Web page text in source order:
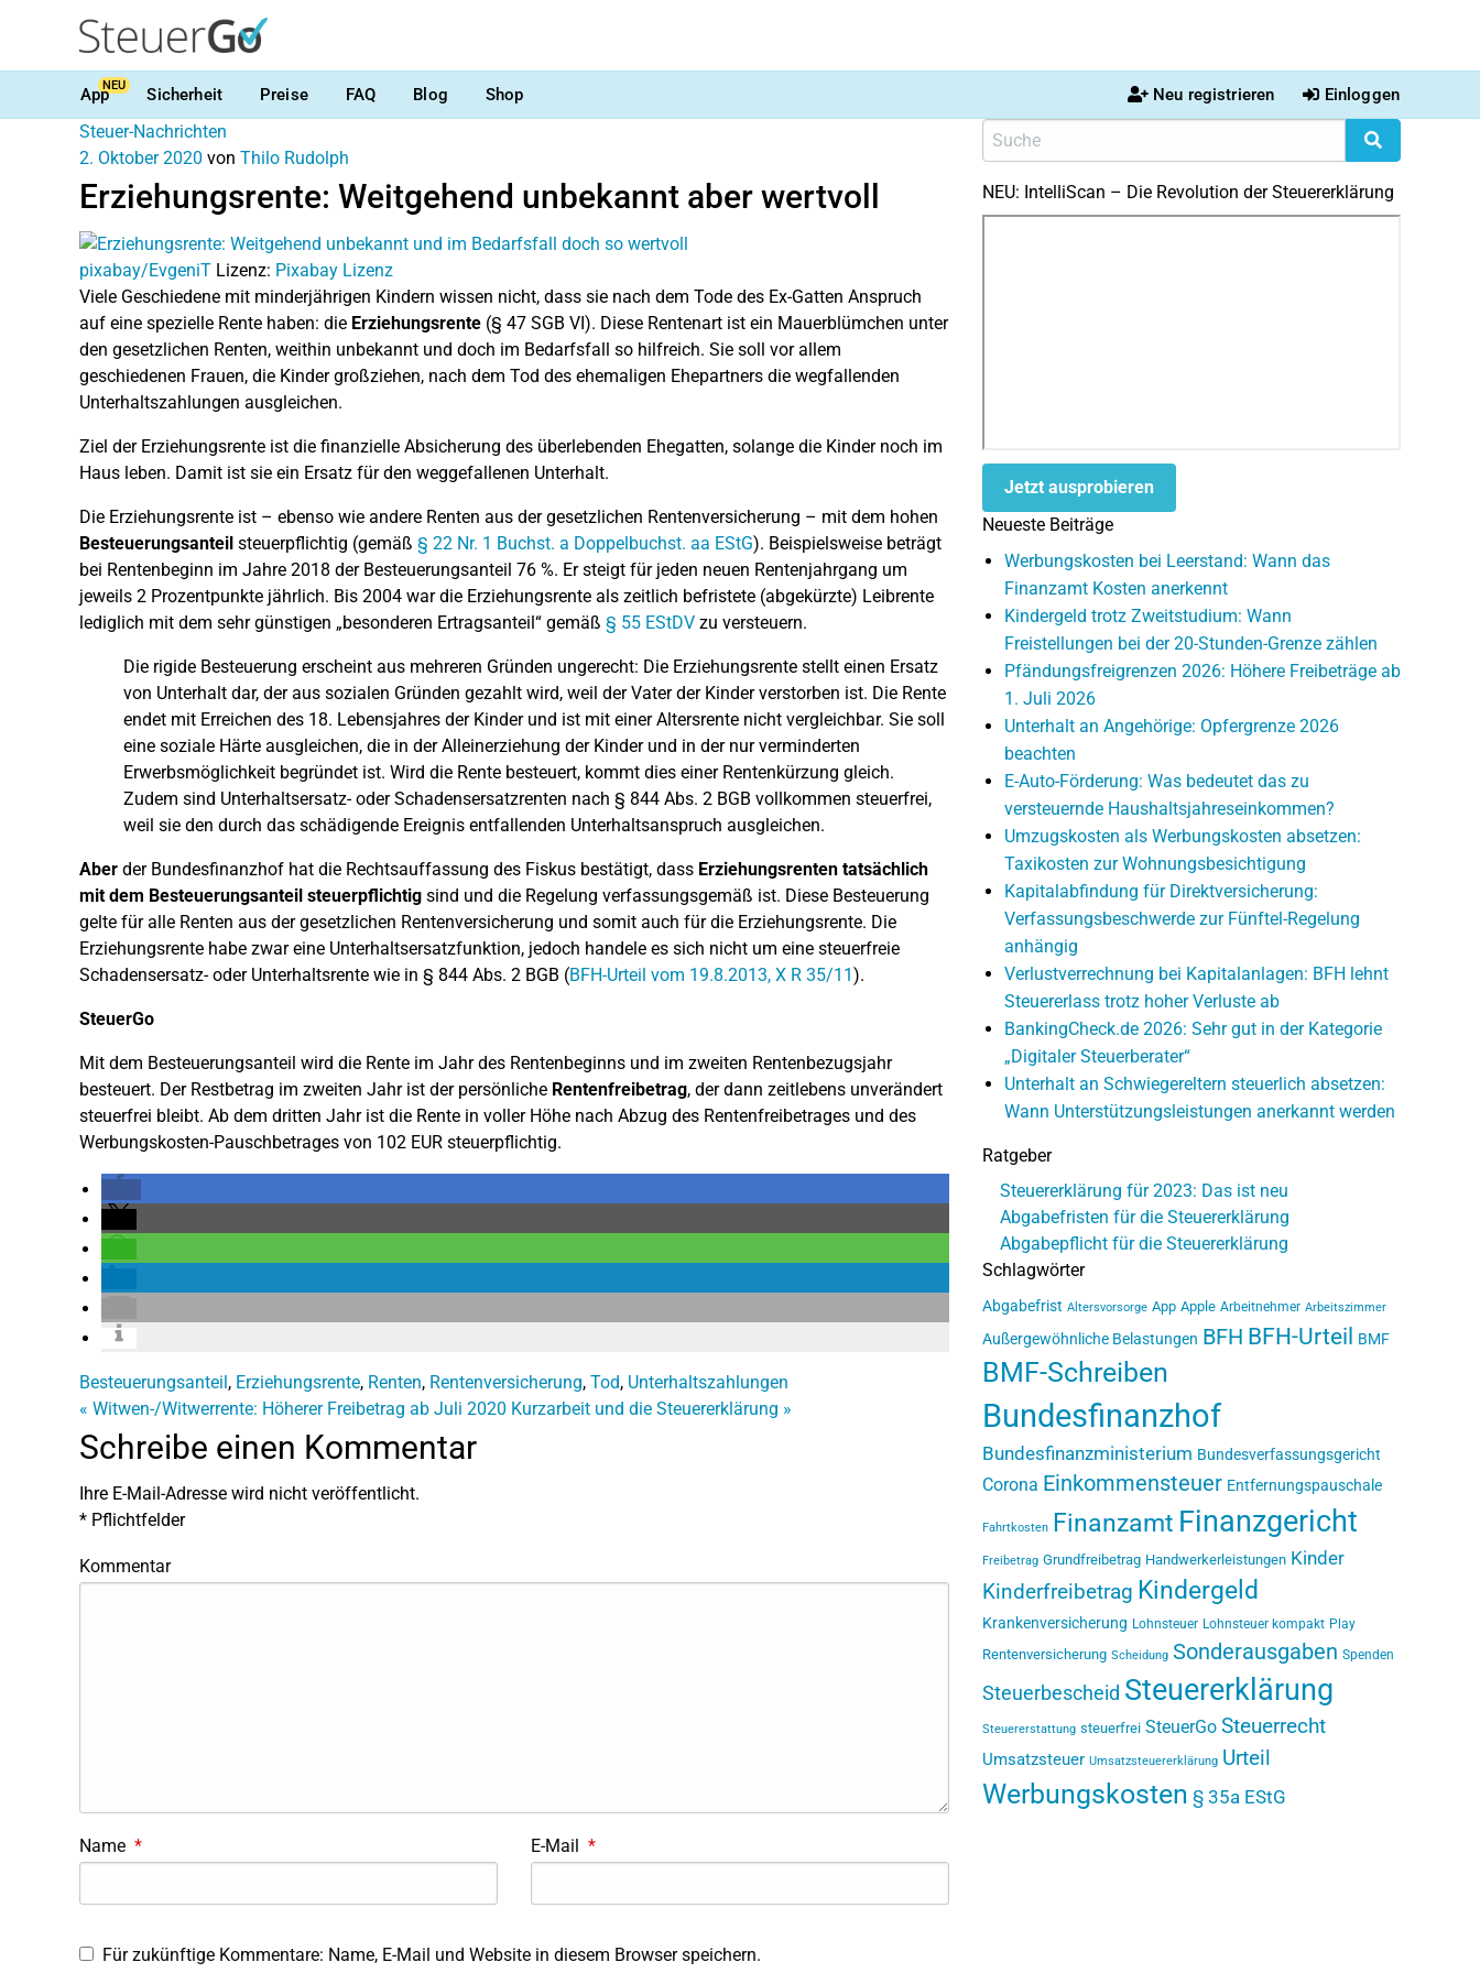
AppNEU Sicherheit Preise FAQ Blog Shop Neu registrieren Einloggen
Steuer-Nachrichten
2. Oktober 2020 von Thilo Rudolph
Erziehungsrente: Weitgehend unbekannt aber wertvoll
pixabay/EvgeniT Lizenz: Pixabay Lizenz
Viele Geschiedene mit minderjährigen Kindern wissen nicht, dass sie nach dem Tode des Ex-Gatten Anspruch
auf eine spezielle Rente haben: die Erziehungsrente (§ 47 SGB VI). Diese Rentenart ist ein Mauerblümchen unter
den gesetzlichen Renten, weithin unbekannt und doch im Bedarfsfall so hilfreich. Sie soll vor allem
geschiedenen Frauen, die Kinder großziehen, nach dem Tod des ehemaligen Ehepartners die wegfallenden
Unterhaltszahlungen ausgleichen.
Ziel der Erziehungsrente ist die finanzielle Absicherung des überlebenden Ehegatten, solange die Kinder noch im
Haus leben. Damit ist sie ein Ersatz für den weggefallenen Unterhalt.
Die Erziehungsrente ist – ebenso wie andere Renten aus der gesetzlichen Rentenversicherung – mit dem hohen
Besteuerungsanteil steuerpflichtig (gemäß § 22 Nr. 1 Buchst. a Doppelbuchst. aa EStG). Beispielsweise beträgt
bei Rentenbeginn im Jahre 2018 der Besteuerungsanteil 76 %. Er steigt für jeden neuen Rentenjahrgang um
jeweils 2 Prozentpunkte jährlich. Bis 2004 war die Erziehungsrente als zeitlich befristete (abgekürzte) Leibrente
lediglich mit dem sehr günstigen „besonderen Ertragsanteil“ gemäß § 55 EStDV zu versteuern.
Die rigide Besteuerung erscheint aus mehreren Gründen ungerecht: Die Erziehungsrente stellt einen Ersatz
von Unterhalt dar, der aus sozialen Gründen gezahlt wird, weil der Vater der Kinder verstorben ist. Die Rente
endet mit Erreichen des 18. Lebensjahres der Kinder und ist mit einer Altersrente nicht vergleichbar. Sie soll
eine soziale Härte ausgleichen, die in der Alleinerziehung der Kinder und in der nur verminderten
Erwerbsmöglichkeit begründet ist. Wird die Rente besteuert, kommt dies einer Rentenkürzung gleich.
Zudem sind Unterhaltsersatz- oder Schadensersatzrenten nach § 844 Abs. 2 BGB vollkommen steuerfrei,
weil sie den durch das schädigende Ereignis entfallenden Unterhaltsanspruch ausgleichen.
Aber der Bundesfinanzhof hat die Rechtsauffassung des Fiskus bestätigt, dass Erziehungsrenten tatsächlich
mit dem Besteuerungsanteil steuerpflichtig sind und die Regelung verfassungsgemäß ist. Diese Besteuerung
gelte für alle Renten aus der gesetzlichen Rentenversicherung und somit auch für die Erziehungsrente. Die
Erziehungsrente habe zwar eine Unterhaltsersatzfunktion, jedoch handele es sich nicht um eine steuerfreie
Schadensersatz- oder Unterhaltsrente wie in § 844 Abs. 2 BGB (BFH-Urteil vom 19.8.2013, X R 35/11).
SteuerGo
Mit dem Besteuerungsanteil wird die Rente im Jahr des Rentenbeginns und im zweiten Rentenbezugsjahr
besteuert. Der Restbetrag im zweiten Jahr ist der persönliche Rentenfreibetrag, der dann zeitlebens unverändert
steuerfrei bleibt. Ab dem dritten Jahr ist die Rente in voller Höhe nach Abzug des Rentenfreibetrages und des
Werbungskosten-Pauschbetrages von 102 EUR steuerpflichtig.
Besteuerungsanteil, Erziehungsrente, Renten, Rentenversicherung, Tod, Unterhaltszahlungen
« Witwen-/Witwerrente: Höherer Freibetrag ab Juli 2020 Kurzarbeit und die Steuererklärung »
Schreibe einen Kommentar
Ihre E-Mail-Adresse wird nicht veröffentlicht.
* Pflichtfelder
Kommentar
Name * E-Mail *
Für zukünftige Kommentare: Name, E-Mail und Website in diesem Browser speichern.
NEU: IntelliScan – Die Revolution der Steuererklärung
Jetzt ausprobieren
Neueste Beiträge
Werbungskosten bei Leerstand: Wann das
Finanzamt Kosten anerkennt
Kindergeld trotz Zweitstudium: Wann
Freistellungen bei der 20-Stunden-Grenze zählen
Pfändungsfreigrenzen 2026: Höhere Freibeträge ab
1. Juli 2026
Unterhalt an Angehörige: Opfergrenze 2026
beachten
E-Auto-Förderung: Was bedeutet das zu
versteuernde Haushaltsjahreseinkommen?
Umzugskosten als Werbungskosten absetzen:
Taxikosten zur Wohnungsbesichtigung
Kapitalabfindung für Direktversicherung:
Verfassungsbeschwerde zur Fünftel-Regelung
anhängig
Verlustverrechnung bei Kapitalanlagen: BFH lehnt
Steuererlass trotz hoher Verluste ab
BankingCheck.de 2026: Sehr gut in der Kategorie
„Digitaler Steuerberater“
Unterhalt an Schwiegereltern steuerlich absetzen:
Wann Unterstützungsleistungen anerkannt werden
Ratgeber
Steuererklärung für 2023: Das ist neu
Abgabefristen für die Steuererklärung
Abgabepflicht für die Steuererklärung
Schlagwörter
Abgabefrist Altersvorsorge App Apple Arbeitnehmer Arbeitszimmer
Außergewöhnliche Belastungen BFH BFH-Urteil BMF
BMF-Schreiben
Bundesfinanzhof
Bundesfinanzministerium Bundesverfassungsgericht
Corona Einkommensteuer Entfernungspauschale
Fahrtkosten Finanzamt Finanzgericht
Freibetrag Grundfreibetrag Handwerkerleistungen Kinder
Kinderfreibetrag Kindergeld
Krankenversicherung Lohnsteuer Lohnsteuer kompakt Play
Rentenversicherung Scheidung Sonderausgaben Spenden
Steuerbescheid Steuererklärung
Steuererstattung steuerfrei SteuerGo Steuerrecht
Umsatzsteuer Umsatzsteuererklärung Urteil
Werbungskosten § 35a EStG